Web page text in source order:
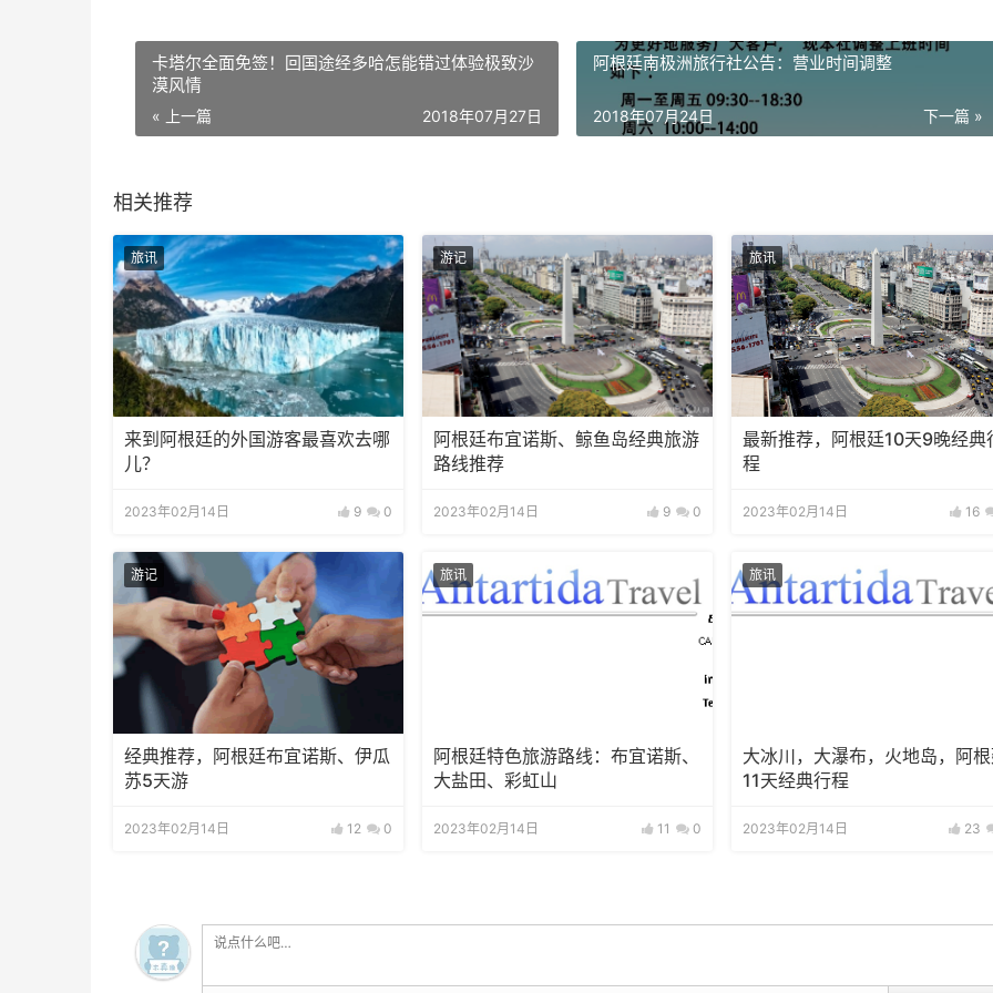
卡塔尔全面免签！回国途经多哈怎能错过体验极致沙
漠风情
« 上一篇 2018年07月27日
阿根廷南极洲旅行社公告：营业时间调整
下一篇 »
2018年07月24日
相关推荐
旅讯
来到阿根廷的外国游客最喜欢去哪
儿？
2023年02月14日 9 0
游记
阿根廷布宜诺斯、鲸鱼岛经典旅游
路线推荐
2023年02月14日 9 0
旅讯
最新推荐，阿根廷10天9晚经典
程
2023年02月14日 16
游记
经典推荐，阿根廷布宜诺斯、伊瓜
苏5天游
2023年02月14日 12 0
旅讯
阿根廷特色旅游路线：布宜诺斯、
大盐田、彩虹山
2023年02月14日 11 0
旅讯
大冰川，大瀑布，火地岛，阿
11天经典行程
2023年02月14日 23